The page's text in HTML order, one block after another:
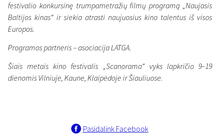
festivalio konkursinę trumpametražių filmų programą „Naujasis
Baltijos kinas“ ir siekia atrasti naujuosius kino talentus iš visos
Europos.
Programos partneris – asociacija LATGA.
Šiais metais kino festivalis „Scanorama“ vyks lapkričio 9–19
dienomis Vilniuje, Kaune, Klaipėdoje ir Šiauliuose.
Pasidalink Facebook